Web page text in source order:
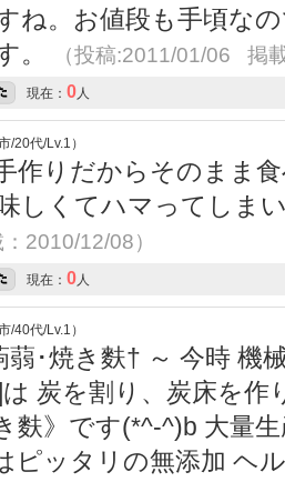
ね。お値段も手頃な
。
（投稿:2011/01/06 掲
現在： 0 人
/20代/Lv.1）
作りだからそのまま
しくてハマってしま
2010/12/08）
現在： 0 人
/40代/Lv.1）
蒻･焼き麩† ～ 今時
炭を割り、炭床を作
麩》です(*^-^)b 大量
ピッタリの無添加 ヘ